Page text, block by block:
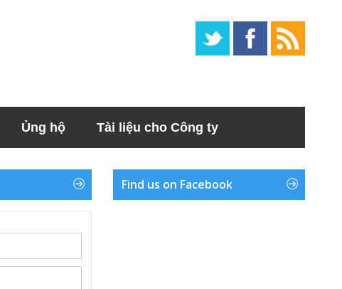
Ủng hộ Tài liệu cho Công ty
Find us on Facebook